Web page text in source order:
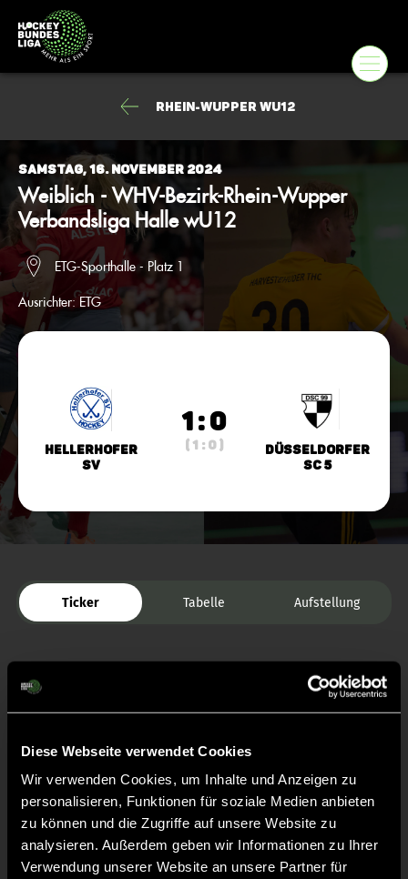
Diese Webseite verwendet Cookies
Wir verwenden Cookies, um Inhalte und Anzeigen zu
personalisieren, Funktionen für soziale Medien anbieten
zu können und die Zugriffe auf unsere Website zu
analysieren. Außerdem geben wir Informationen zu Ihrer
Verwendung unserer Website an unsere Partner für
Rhein-Wupper wU12
Samstag, 16. November 2024
Weiblich - WHV-Bezirk-Rhein-Wupper
Verbandsliga Halle wU12
ETG-Sporthalle - Platz 1
Ausrichter:ETG
Hellerhofer
SV
1 : 0
( 1 : 0 )
Düsseldorfer
SC 5
Ticker Tabelle Aufstellung
Liveticker
20'
Abpfiff
Spiel beendet